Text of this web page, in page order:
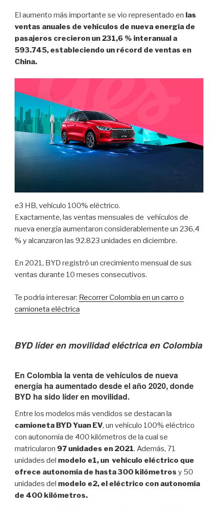
El aumento más importante se vio representado en las
ventas anuales de vehículos de nueva energía de
pasajeros crecieron un 231,6 % interanual a
593.745, estableciendo un récord de ventas en
China.
e3 HB, vehículo 100% eléctrico.
Exactamente, las ventas mensuales de vehículos de
nueva energía aumentaron considerablemente un 236,4
% y alcanzaron las 92.823 unidades en diciembre.
En 2021, BYD registró un crecimiento mensual de sus
ventas durante 10 meses consecutivos.
Te podría interesar: Recorrer Colombia en un carro o
camioneta eléctrica
BYD líder en movilidad eléctrica en Colombia
En Colombia la venta de vehículos de nueva
energía ha aumentado desde el año 2020, donde
BYD ha sido líder en movilidad.
Entre los modelos más vendidos se destacan la
camioneta BYD Yuan EV, un vehículo 100% eléctrico
con autonomía de 400 kilómetros de la cual se
matricularon 97 unidades en 2021. Además, 71
unidades del modelo e1, un vehículo eléctrico que
ofrece autonomía de hasta 300 kilómetros y 50
unidades del modelo e2, el eléctrico con autonomía
de 400 kilómetros.